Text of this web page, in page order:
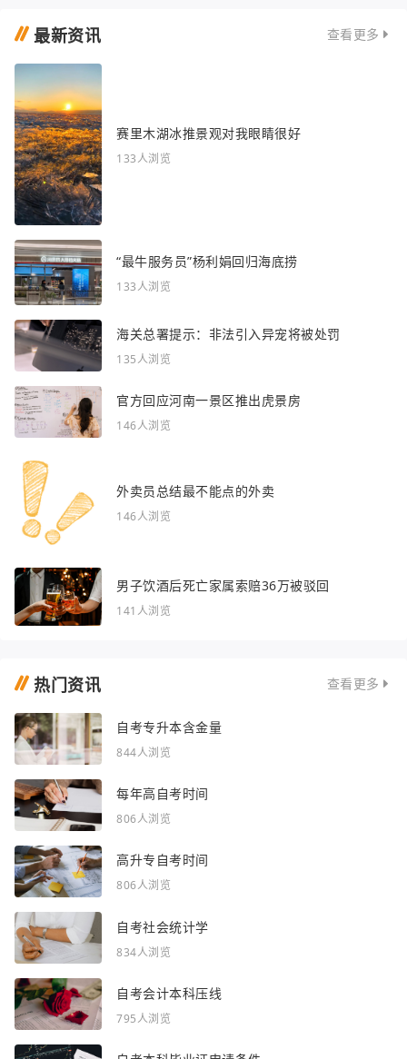
最新资讯 查看更多
赛里木湖冰推景观对我眼睛很好
133人浏览
“最牛服务员”杨利娟回归海底捞
133人浏览
海关总署提示：非法引入异宠将被处罚
135人浏览
官方回应河南一景区推出虎景房
146人浏览
外卖员总结最不能点的外卖
146人浏览
男子饮酒后死亡家属索赔36万被驳回
141人浏览
热门资讯 查看更多
自考专升本含金量
844人浏览
每年高自考时间
806人浏览
高升专自考时间
806人浏览
自考社会统计学
834人浏览
自考会计本科压线
795人浏览